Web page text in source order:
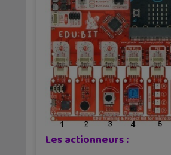
Les actionneurs :